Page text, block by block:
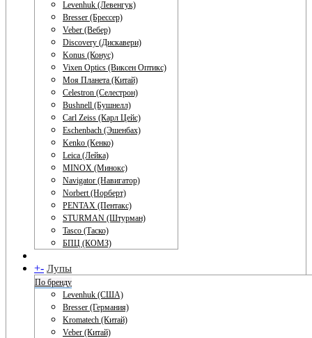
Levenhuk (Левенгук)
Bresser (Брессер)
Veber (Вебер)
Discovery (Дискавери)
Konus (Конус)
Vixen Optics (Виксен Оптикс)
Моя Планета (Китай)
Celestron (Селестрон)
Bushnell (Бушнелл)
Carl Zeiss (Карл Цейс)
Eschenbach (Эшенбах)
Kenko (Кенко)
Leica (Лейка)
MINOX (Минокс)
Navigator (Навигатор)
Norbert (Норберт)
PENTAX (Пентакс)
STURMAN (Штурман)
Tasco (Таско)
БПЦ (КОМЗ)
+- Лупы
По бренду
Levenhuk (США)
Bresser (Германия)
Kromatech (Китай)
Veber (Китай)